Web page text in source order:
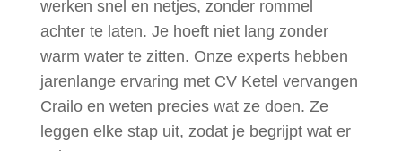
werken snel en netjes, zonder rommel
achter te laten. Je hoeft niet lang zonder
warm water te zitten. Onze experts hebben
jarenlange ervaring met CV Ketel vervangen
Crailo en weten precies wat ze doen. Ze
leggen elke stap uit, zodat je begrijpt wat er